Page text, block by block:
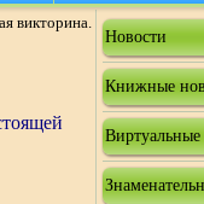
викторина.
Новости
Книжные
Виртуальные